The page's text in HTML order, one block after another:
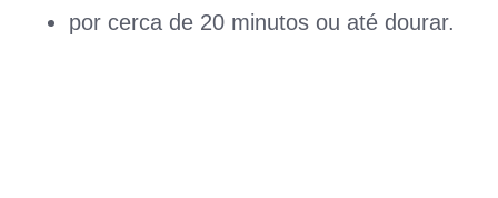
por cerca de 20 minutos ou até dourar.